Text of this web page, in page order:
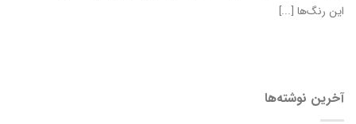
این رنگ‌ها [...]
آخرین نوشته‌ها